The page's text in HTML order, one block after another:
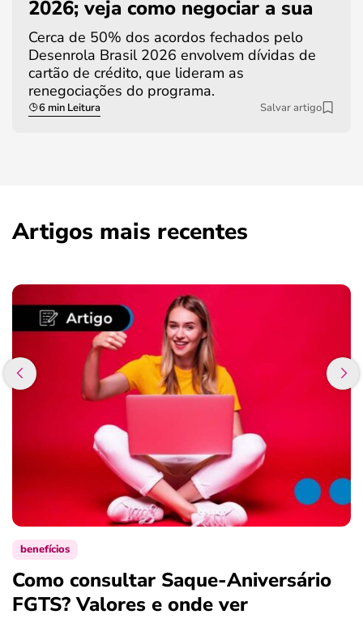
2026; veja como negociar a sua
Cerca de 50% dos acordos fechados pelo
Desenrola Brasil 2026 envolvem dívidas de
cartão de crédito, que lideram as
renegociações do programa.
6 min Leitura Salvar artigo
Artigos mais recentes
benefícios
Como consultar Saque-Aniversário
FGTS? Valores e onde ver